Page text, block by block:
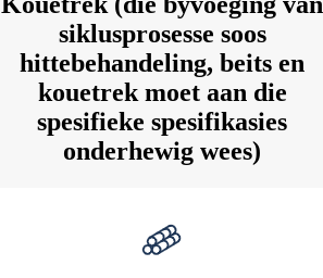
siklusprosesse soos
hittebehandeling, beits en
kouetrek moet aan die
spesifieke spesifikasies
onderhewig wees)